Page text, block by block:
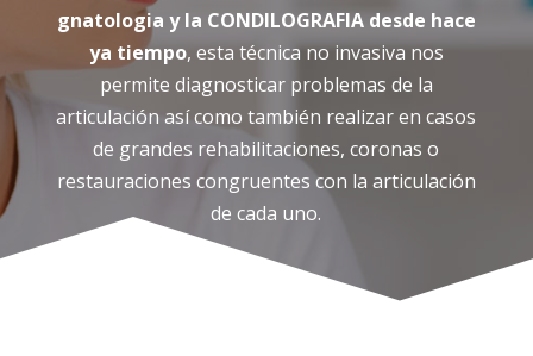
gnatologia y la CONDILOGRAFIA desde hace
ya tiempo, esta técnica no invasiva nos
permite diagnosticar problemas de la
articulación así como también realizar en casos
de grandes rehabilitaciones, coronas o
restauraciones congruentes con la articulación
de cada uno.